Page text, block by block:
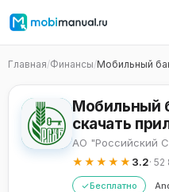
Главная/Финансы/Мобильный
Мобильный
скачать
АО "Российский
★★★★★ 3.2·
Бесплатно